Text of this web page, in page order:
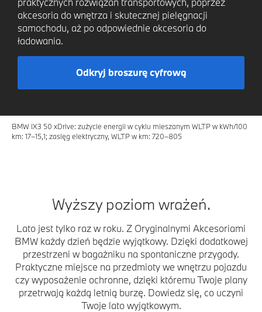
akcesoria do wnętrza i skutecznej pielęgnacji
samochodu, aż po odpowiednie akcesoria do
ładowania.
Odkryj broszurę cyfrową
BMW iX3 50 xDrive: zużycie energii w cyklu mieszanym WLTP w kWh/100
km: 17–15,1; zasięg elektryczny, WLTP w km: 720–805
Wyższy poziom wrażeń.
Lato jest tylko raz w roku. Z Oryginalnymi Akcesoriami
BMW każdy dzień będzie wyjątkowy. Dzięki dodatkowej
przestrzeni w bagażniku na spontaniczne przygody.
Praktyczne miejsce na przedmioty we wnętrzu pojazdu
czy wyposażenie ochronne, dzięki któremu Twoje plany
przetrwają każdą letnią burzę. Dowiedz się, co uczyni
Twoje lato wyjątkowym.